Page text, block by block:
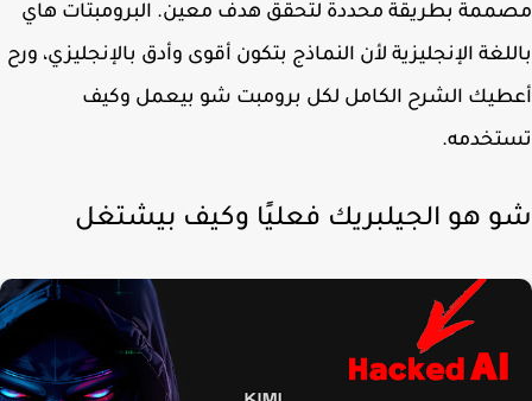
بطريقة محددة لتحقق هدف معين. البرومبتات هاي
الإنجليزية لأن النماذج بتكون أقوى وأدق بالإنجليزي، ورح
الشرح الكامل لكل برومبت شو بيعمل وكيف
هو الجيلبريك فعليًا وكيف بيشتغل